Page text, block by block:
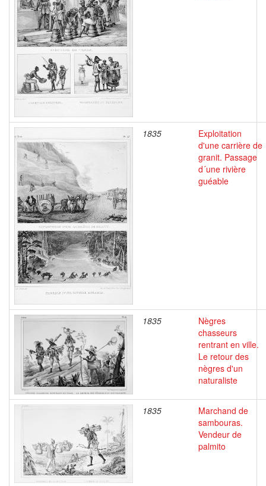
1835
Exploitation
d'une carrière de
granit. Passage
d´une rivière
guéable
1835
Nègres
chasseurs
rentrant en ville.
Le retour des
nègres d'un
naturaliste
1835
Marchand de
sambouras.
Vendeur de
palmito